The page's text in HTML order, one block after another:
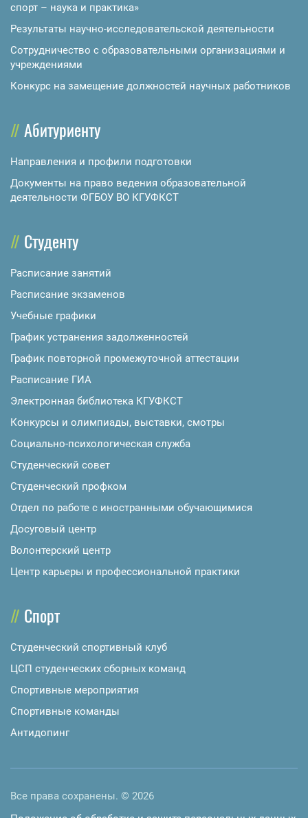
спорт – наука и практика»
Результаты научно-исследовательской деятельности
Сотрудничество с образовательными организациями и
учреждениями
Конкурс на замещение должностей научных работников
Абитуриенту
Направления и профили подготовки
Документы на право ведения образовательной
деятельности ФГБОУ ВО КГУФКСТ
Студенту
Расписание занятий
Расписание экзаменов
Учебные графики
График устранения задолженностей
График повторной промежуточной аттестации
Расписание ГИА
Электронная библиотека КГУФКСТ
Конкурсы и олимпиады, выставки, смотры
Социально-психологическая служба
Студенческий совет
Студенческий профком
Отдел по работе с иностранными обучающимися
Досуговый центр
Волонтерский центр
Центр карьеры и профессиональной практики
Спорт
Студенческий спортивный клуб
ЦСП студенческих сборных команд
Спортивные мероприятия
Спортивные команды
Антидопинг
Все права сохранены. © 2026